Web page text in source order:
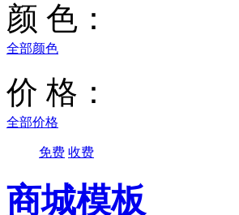
颜 色：
全部颜色
价 格：
全部价格
免费 收费
商城模板